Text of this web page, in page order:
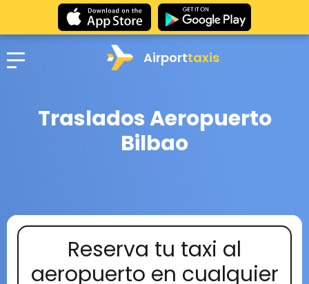
Airporttaxis
Traslados Aeropuerto
Bilbao
Reserva tu taxi al
aeropuerto en cualquier